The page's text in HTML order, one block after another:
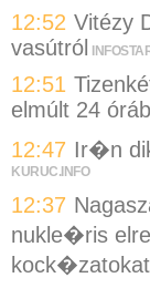
12:52 Vitézy
vasútról
12:51
elmúlt 24
12:47 Ir�n
KURUC.INFO
12:37
nukle�ris
kock�zatokat